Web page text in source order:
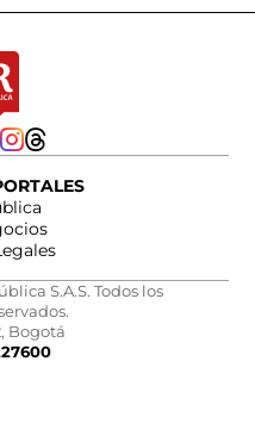
S.A.S. Todos los
Bogotá